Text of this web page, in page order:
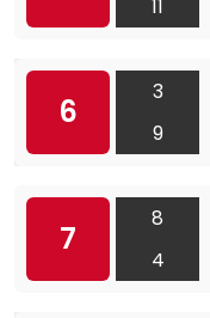
11
6
3
9
7
8
4